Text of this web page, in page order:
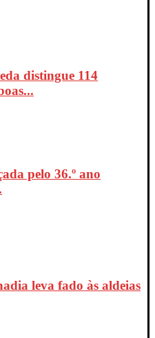
distingue 114
pelo 36.º ano
leva fado às aldeias